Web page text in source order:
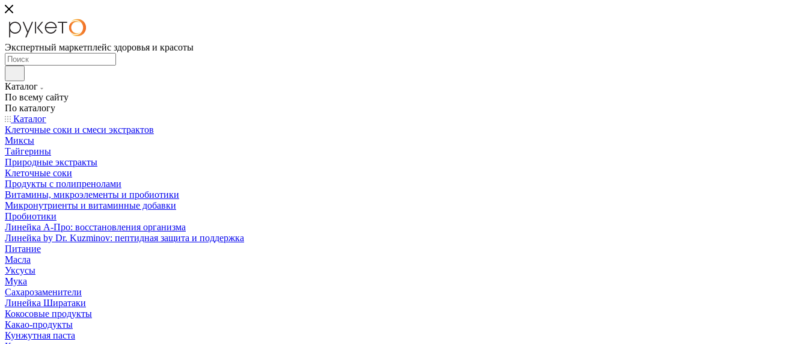
Экспертный маркетплейс здоровья и красоты
Каталог
По всему сайту
По каталогу
Каталог
Клеточные соки и смеси экстрактов
Миксы
Тайгерины
Природные экстракты
Клеточные соки
Продукты с полипренолами
Витамины, микроэлементы и пробиотики
Микронутриенты и витаминные добавки
Пробиотики
Линейка А-Про: восстановления организма
Линейка by Dr. Kuzminov: пептидная защита и поддержка
Питание
Масла
Уксусы
Мука
Сахарозаменители
Линейка Ширатаки
Кокосовые продукты
Какао-продукты
Кунжутная паста